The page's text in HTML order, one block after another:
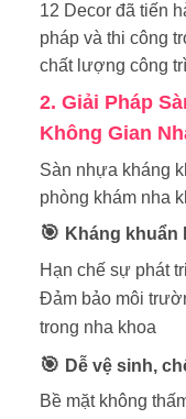
12 Decor đã tiến
pháp và thi công
chất lượng công
2. Giải Pháp
Không Gian
Sàn nhựa kháng
phòng khám nha
🎯 Kháng khuẩn
Hạn chế sự phát
Đảm bảo môi
trong nha khoa
🎯 Dễ vệ sinh,
Bề mặt không